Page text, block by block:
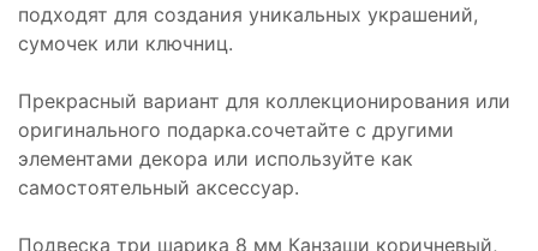
подходят для создания уникальных украшений,
сумочек или ключниц.
Прекрасный вариант для коллекционирования или
оригинального подарка.сочетайте с другими
элементами декора или используйте как
самостоятельный аксессуар.
Подвеска три шарика 8 мм Канзаши коричневый,